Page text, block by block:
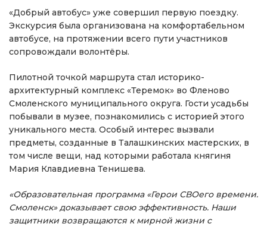
«Добрый автобус» уже совершил первую поездку.
Экскурсия была организована на комфортабельном
автобусе, на протяжении всего пути участников
сопровождали волонтёры.
Пилотной точкой маршрута стал историко-
архитектурный комплекс «Теремок» во Фленово
Смоленского муниципального округа. Гости усадьбы
побывали в музее, познакомились с историей этого
уникального места. Особый интерес вызвали
предметы, созданные в Талашкинских мастерских, в
том числе вещи, над которыми работала княгиня
Мария Клавдиевна Тенишева.
«Образовательная программа «Герои СВОего времени.
Смоленск» доказывает свою эффективность. Наши
защитники возвращаются к мирной жизни с